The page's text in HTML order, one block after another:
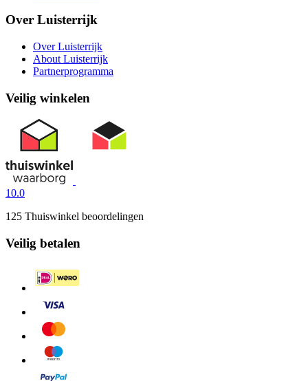
Over Luisterrijk
Over Luisterrijk
About Luisterrijk
Partnerprogramma
Veilig winkelen
10.0
125 Thuiswinkel beoordelingen
Veilig betalen